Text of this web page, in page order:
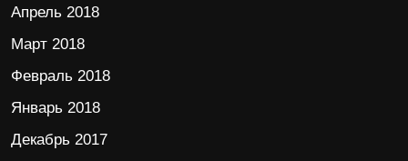
Апрель 2018
Март 2018
Февраль 2018
Январь 2018
Декабрь 2017